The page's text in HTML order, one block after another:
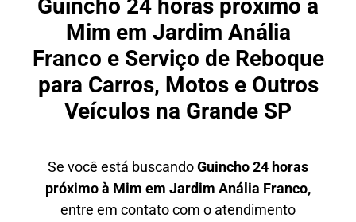
Guincho 24 horas próximo à
Mim em Jardim Anália
Franco e Serviço de Reboque
para Carros, Motos e Outros
Veículos na Grande SP
Se você está buscandoGuincho 24 horas
próximo à Mim em Jardim Anália Franco,
entre em contato com o atendimento